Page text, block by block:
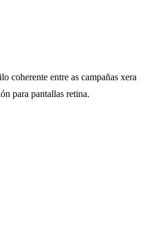
coherente entre as campañas xera
para pantallas retina.